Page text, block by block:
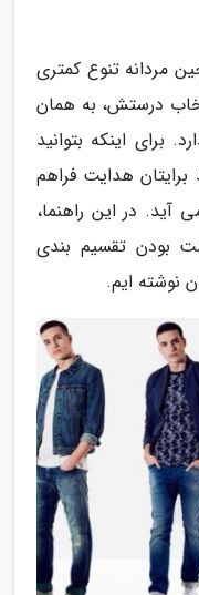
مردانه تنوع کمتری
درستش، به همان
برای اینکه بتوانید
برایتان هدایت فراهم
آید. در این راهنما،
بودن تقسیم بندی
نوشته ایم.